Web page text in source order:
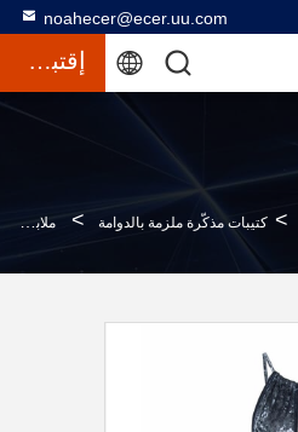
noahecer@ecer.uu.com
إقتباس
> كتيبات مذكّرة ملزمة بالدوامة > ملابس مخصصة عميقة V مفتوحة الظهر بدلة للنساء مثيرة